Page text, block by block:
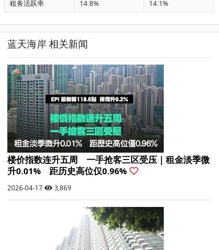
租务活跃率
14.8% 14.1%
蓝天海岸 相关新闻
楼价指数连升五周 一手抢客三区受压｜租金淡季微
升0.01% 距历史高位仅0.96%
2026-04-17 3,869